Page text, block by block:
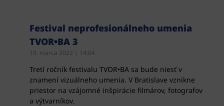
Festival neprofesionálneho umenia
TVOR•BA 3
10. marca 2022 14:04
Tretí ročník festivalu TVOR•BA sa bude niesť v
znamení vizuálneho umenia. V Bratislave vznikne
priestor na vzájomné inšpirácie filmárov, fotografov
a výtvarníkov.